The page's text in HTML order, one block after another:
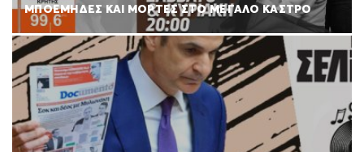
ΜΠΟΕΜΗΔΕΣ ΚΑΙ ΜΟΡΤΕΣ ΣΤΟ ΜΕΓΑΛΟ ΚΑΣΤΡΟ